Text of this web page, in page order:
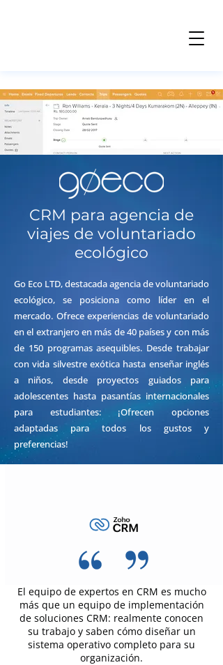
CRM para agencia de
viajes de voluntariado
ecológico
Go Eco LTD, destacada agencia de voluntariado
ecológico, se posiciona como líder en el
mercado. Ofrece experiencias de voluntariado
en el extranjero en más de 40 países y con más
de 150 programas asequibles. Desde trabajar
con vida silvestre exótica hasta enseñar inglés
a niños, desde proyectos guiados para
adolescentes hasta pasantías internacionales
para estudiantes: ¡Ofrecen opciones
adaptadas para todos los gustos y
preferencias!
El equipo de expertos en CRM es mucho
más que un equipo de implementación
de soluciones CRM: realmente conocen
su trabajo y saben cómo diseñar un
sistema operativo completo para su
organización.